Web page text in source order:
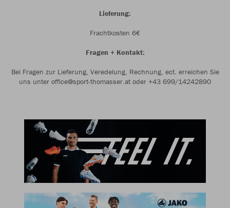
Lieferung:
Frachtkosten 6€
Fragen + Kontakt:
Bei Fragen zur Lieferung, Veredelung, Rechnung, ect. erreichen Sie
uns unter office@sport-thomasser.at oder +43 699/14242890